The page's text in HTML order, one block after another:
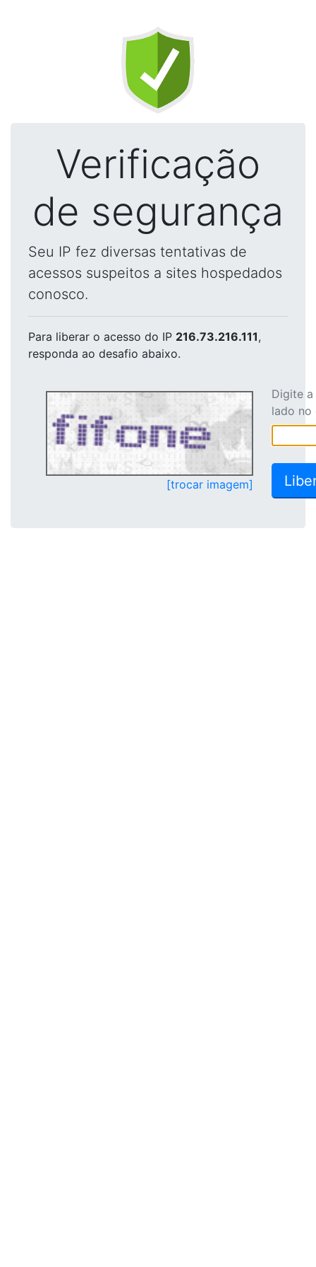
Verificação
de segurança
Seu IP fez diversas tentativas de
acessos suspeitos a sites hospedados
conosco.
Para liberar o acesso do IP 216.73.216.111,
responda ao desafio abaixo.
[trocar imagem]
Digite
lado no